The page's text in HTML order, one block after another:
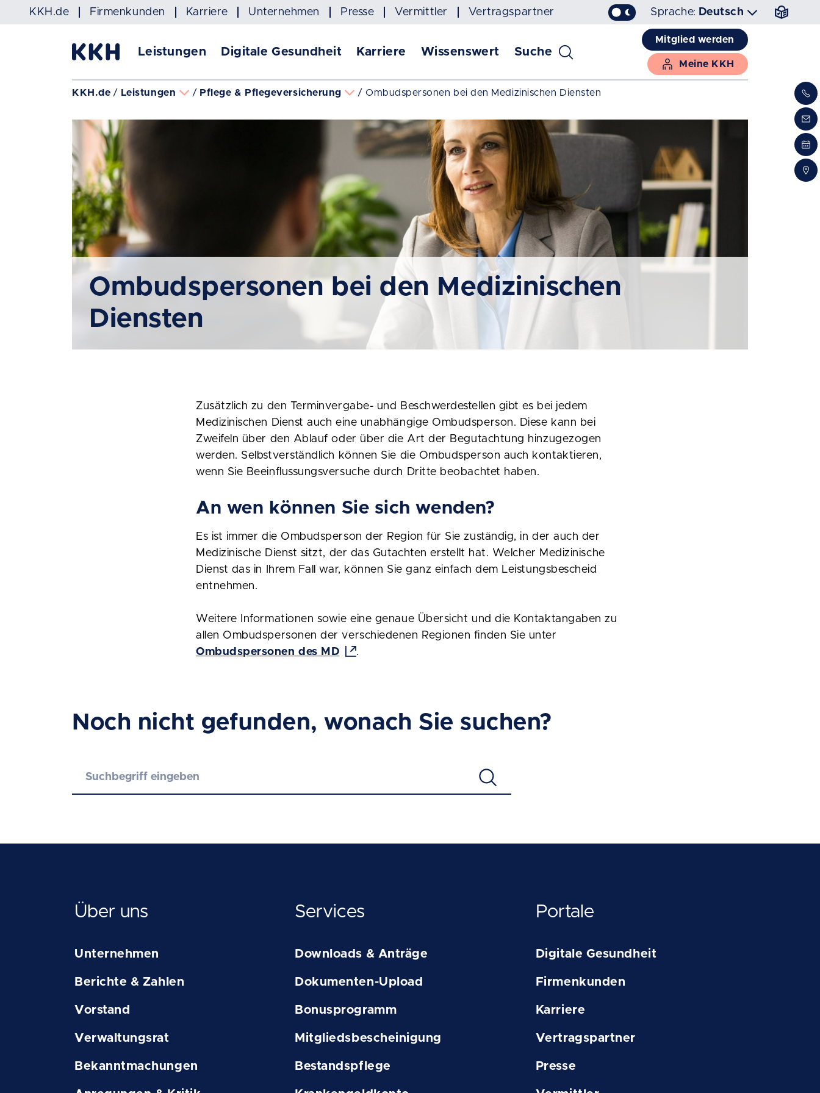
Navigation überspringen
KKH.de Firmenkunden Karriere Unternehmen Presse Vermittler Vertragspartner Sprache: Deutsch
Leistungen Digitale Gesundheit Karriere Wissenswert Suche
Mitglied werden
Meine KKH
KKH.de Leistungen Pflege & Pflegeversicherung Ombudspersonen bei den Medizinischen Diensten
Ombudspersonen bei den Medizinischen
Diensten
Zusätzlich zu den Terminvergabe- und Beschwerdestellen gibt es bei jedem
Medizinischen Dienst auch eine unabhängige Ombudsperson. Diese kann bei
Zweifeln über den Ablauf oder über die Art der Begutachtung hinzugezogen
werden. Selbstverständlich können Sie die Ombudsperson auch kontaktieren,
wenn Sie Beeinflussungsversuche durch Dritte beobachtet haben.
An wen können Sie sich wenden?
Es ist immer die Ombudsperson der Region für Sie zuständig, in der auch der
Medizinische Dienst sitzt, der das Gutachten erstellt hat. Welcher Medizinische
Dienst das in Ihrem Fall war, können Sie ganz einfach dem Leistungsbescheid
entnehmen.
Weitere Informationen sowie eine genaue Übersicht und die Kontaktangaben zu
allen Ombudspersonen der verschiedenen Regionen finden Sie unter
Ombudspersonen des MD
.
Noch nicht gefunden, wonach Sie suchen?
Über uns
Unternehmen
Berichte & Zahlen
Vorstand
Verwaltungsrat
Bekanntmachungen
Services
Downloads & Anträge
Dokumenten-Upload
Bonusprogramm
Mitgliedsbescheinigung
Bestandspflege
Portale
Digitale Gesundheit
Firmenkunden
Karriere
Vertragspartner
Presse